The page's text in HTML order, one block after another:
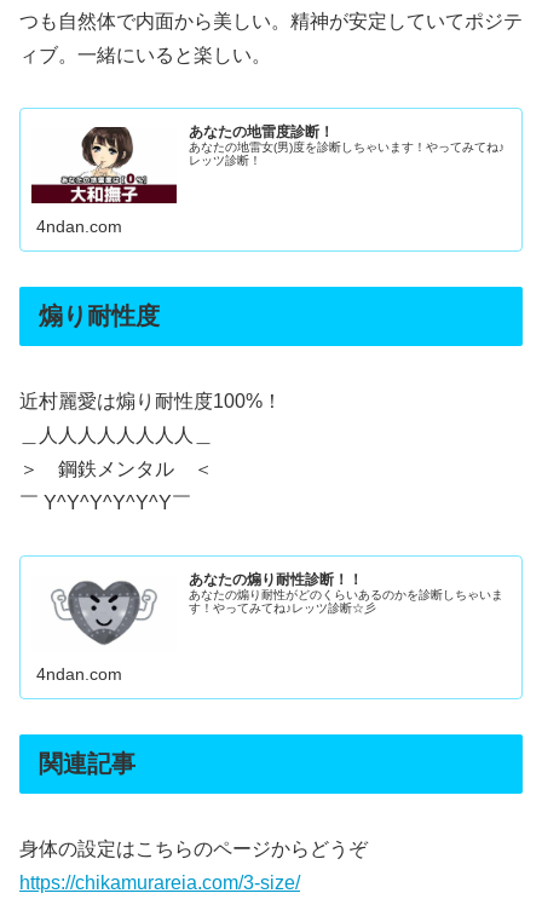
つも自然体で内面から美しい。精神が安定していてポジテ
ィブ。一緒にいると楽しい。
あなたの地雷度診断！
あなたの地雷女(男)度を診断しちゃいます！やってみてね♪
レッツ診断！
4ndan.com
煽り耐性度
近村麗愛は煽り耐性度100%！
＿人人人人人人人人＿
＞ 鋼鉄メンタル ＜
￣ Y^Y^Y^Y^Y^Y￣
あなたの煽り耐性診断！！
あなたの煽り耐性がどのくらいあるのかを診断しちゃいま
す！やってみてね♪レッツ診断☆彡
4ndan.com
関連記事
身体の設定はこちらのページからどうぞ
https://chikamurareia.com/3-size/